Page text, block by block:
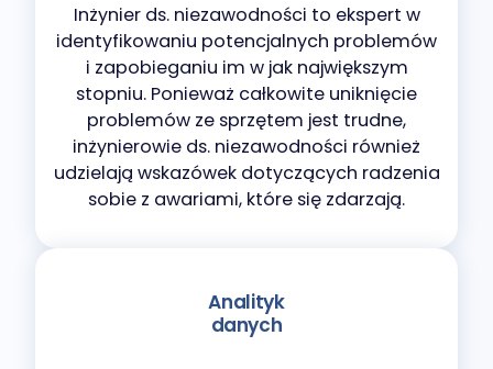
Inżynier ds. niezawodności to ekspert w
identyfikowaniu potencjalnych problemów
i zapobieganiu im w jak największym
stopniu. Ponieważ całkowite uniknięcie
problemów ze sprzętem jest trudne,
inżynierowie ds. niezawodności również
udzielają wskazówek dotyczących radzenia
sobie z awariami, które się zdarzają.
Analityk
danych